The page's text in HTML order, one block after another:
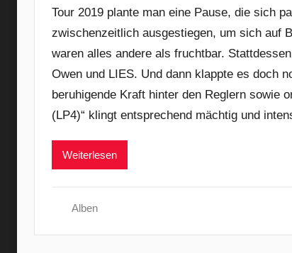
Tour 2019 plante man eine Pause, die sich
zwischenzeitlich ausgestiegen, um sich auf
waren alles andere als fruchtbar.
Owen und LIES. Und dann klappte es doch
beruhigende Kraft hinter den Reglern sowie
(LP4)“ klingt entsprechend mächtig und
Weiterlesen
Alben